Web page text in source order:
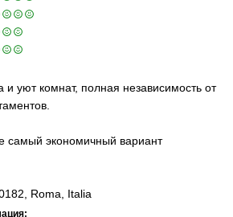
и уют комнат, полная независимость от
самый экономичный вариант
Roma, Italia